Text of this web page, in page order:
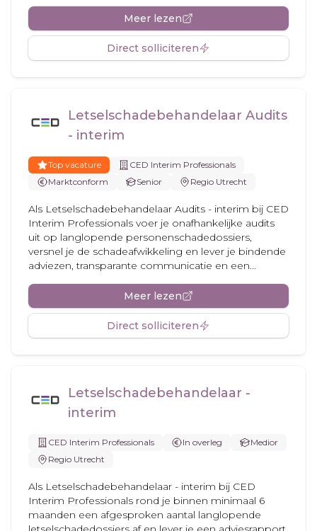
Meer lezen
Direct solliciteren
Letselschadebehandelaar Audits
- interim
Top vacature
CED Interim Professionals
Marktconform
Senior Regio Utrecht
Als Letselschadebehandelaar Audits - interim bij CED
Interim Professionals voer je onafhankelijke audits
uit op langlopende personenschadedossiers,
versnel je de schadeafwikkeling en lever je bindende
adviezen, transparante communicatie en een...
Meer lezen
Direct solliciteren
Letselschadebehandelaar -
interim
CED Interim Professionals In overleg
Medior
Regio Utrecht
Als Letselschadebehandelaar - interim bij CED
Interim Professionals rond je binnen minimaal 6
maanden een afgesproken aantal langlopende